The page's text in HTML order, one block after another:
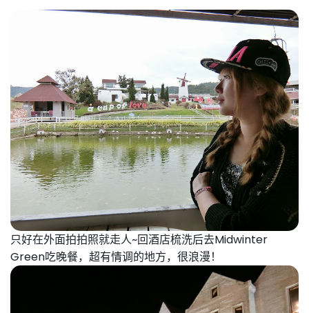
只好在外面拍拍照就走人~回酒店梳洗后去Midwinter
Green吃晚餐，超有情调的地方，很浪漫！